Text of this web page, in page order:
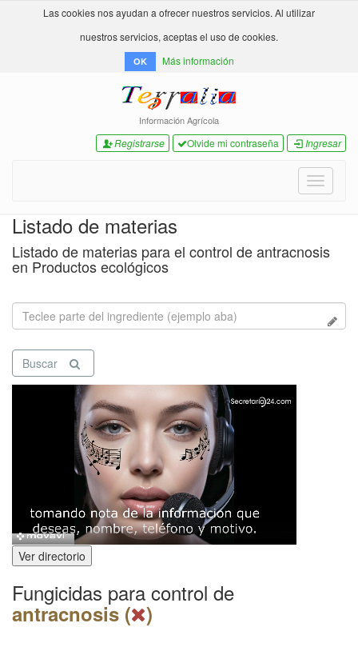
Las cookies nos ayudan a ofrecer nuestros servicios. Al utilizar
nuestros servicios, aceptas el uso de cookies.
OK Más información
Información Agrícola
Registrarse Olvide mi contraseña Ingresar
Toggle
Listado de materias
Listado de materias para el control de antracnosis
en Productos ecológicos
Buscar
Ver directorio
Fungicidas para control de
antracnosis ( )